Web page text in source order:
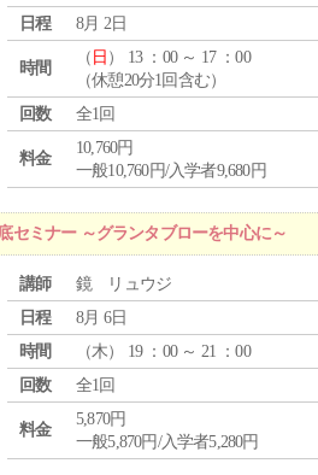
日程
8月 2日
時間
（ 日 ） 13 ：00 ～ 17 ：00
（休憩20分1回含む）
回数
全1回
料金
10,760円
一般10,760円/入学者9,680円
セミナー ～グランタブローを中心に～
講師
鏡 リュウジ
日程
8月 6日
時間
（木） 19 ：00 ～ 21 ：00
回数
全1回
料金
5,870円
一般5,870円/入学者5,280円